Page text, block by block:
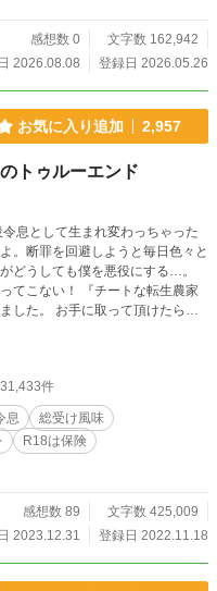
開・登場人物設定・最終的な文章
ています。 全文、または作品の大
用状況を踏まえ、コンテスト参
せん。
感想数 0
文字数 162,942
2026.08.08
登録日 2026.05.26
お気に入り追加 2,957
トゥルーエンド
息として生まれ変わっちゃった
。断罪を回避しようと毎日色々と
どうしても僕を悪役にする…。
ートな転生農家
した。 お手に取って頂けたらと
件
息
総受け風味
R18は保険
感想数 89
文字数 425,009
2023.12.31
登録日 2022.11.18